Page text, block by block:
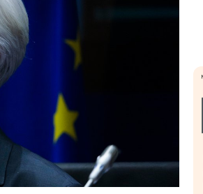
e Cina pronti a spegnere
Gli investitori stanno
il rischio?